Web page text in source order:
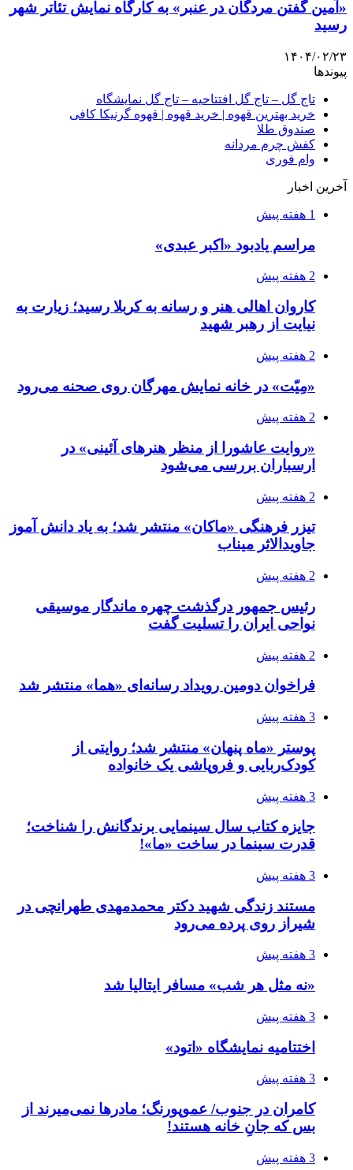
«آمین گفتن مردگان در عنبر» به کارگاه نمایش تئاتر شهر
رسید
۱۴۰۴/۰۲/۲۳
پیوندها
تاج گل – تاج گل افتتاحیه – تاج گل نمایشگاه
خرید بهترین قهوه | خرید قهوه | قهوه گرنیکا کافی
صندوق طلا
کفش چرم مردانه
وام فوری
آخرین اخبار
1 هفته پیش
مراسم یادبود «اکبر عبدی»
2 هفته پیش
کاروان اهالی هنر و رسانه به کربلا رسید؛ زیارت به
نیایت از رهبر شهید
2 هفته پیش
«مِیّت» در خانه نمایش مهرگان روی صحنه می‌رود
2 هفته پیش
«روایت عاشورا از منظر هنرهای آئینی» در
ارسباران بررسی می‌شود
2 هفته پیش
تیزر فرهنگی «ماکان» منتشر شد؛ به یاد دانش آموز
جاویدالاثر میناب
2 هفته پیش
رئیس جمهور درگذشت چهره ماندگار موسیقی
نواحی ایران را تسلیت گفت
2 هفته پیش
فراخوان دومین رویداد رسانه‌ای «هما» منتشر شد
3 هفته پیش
پوستر «ماه پنهان» منتشر شد؛ روایتی از
کودک‌ربایی و فروپاشی یک خانواده
3 هفته پیش
جایزه کتاب سال سینمایی برندگانش را شناخت؛
قدرت سینما در ساخت «ما»!
3 هفته پیش
مستند زندگی شهید دکتر محمدمهدی طهرانچی در
شیراز روی پرده می‌رود
3 هفته پیش
«نه مثل هر شب» مسافر ایتالیا شد
3 هفته پیش
اختتامیه نمایشگاه «اتود»
3 هفته پیش
کامران در جنوب/ عموپورنگ؛ مادرها نمی‌میرند از
بس که جانِ خانه هستند!
3 هفته پیش